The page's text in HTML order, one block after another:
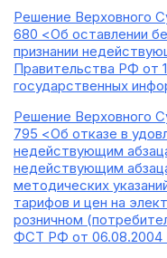
Решение Верховного
680 <Об оставлении
признании
Правительства РФ от
государственных
Решение Верховного
795 <Об отказе в
недействующим
недействующим
методических
тарифов и цен на
розничном
ФСТ РФ от 06.08.2004